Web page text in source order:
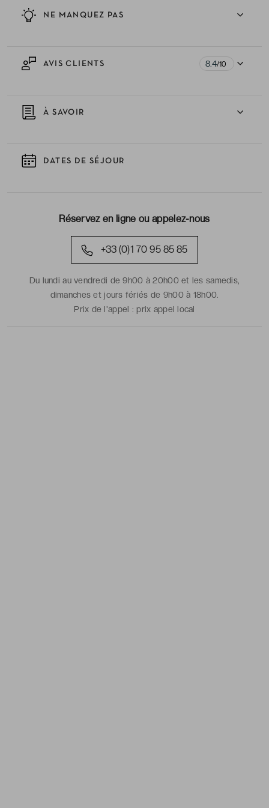
NE MANQUEZ PAS
AVIS CLIENTS 8.4/10
À SAVOIR
DATES DE SÉJOUR
Réservez en ligne ou appelez-nous
+33 (0)1 70 95 85 85
Du lundi au vendredi de 9h00 à 20h00 et les samedis,
dimanches et jours fériés de 9h00 à 18h00.
Prix de l'appel :prix appel local